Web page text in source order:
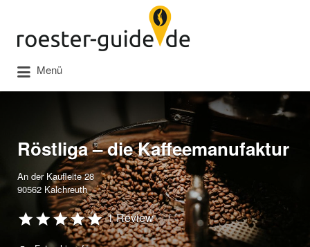
Menü
Röstliga – die Kaffeemanufaktur
An der Kaufleite 28
90562 Kalchreuth
1 Review